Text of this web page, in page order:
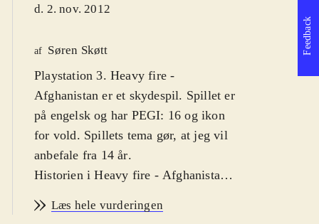
d. 2. nov. 2012
af Søren Skøtt
Playstation 3. Heavy fire -
Afghanistan er et skydespil. Spillet er
på engelsk og har PEGI: 16 og ikon
for vold. Spillets tema gør, at jeg vil
anbefale fra 14 år.
Historien i Heavy fire - Afghanistan
er man taget til Afghanistan for at
Læs hele vurderingen
Feedback